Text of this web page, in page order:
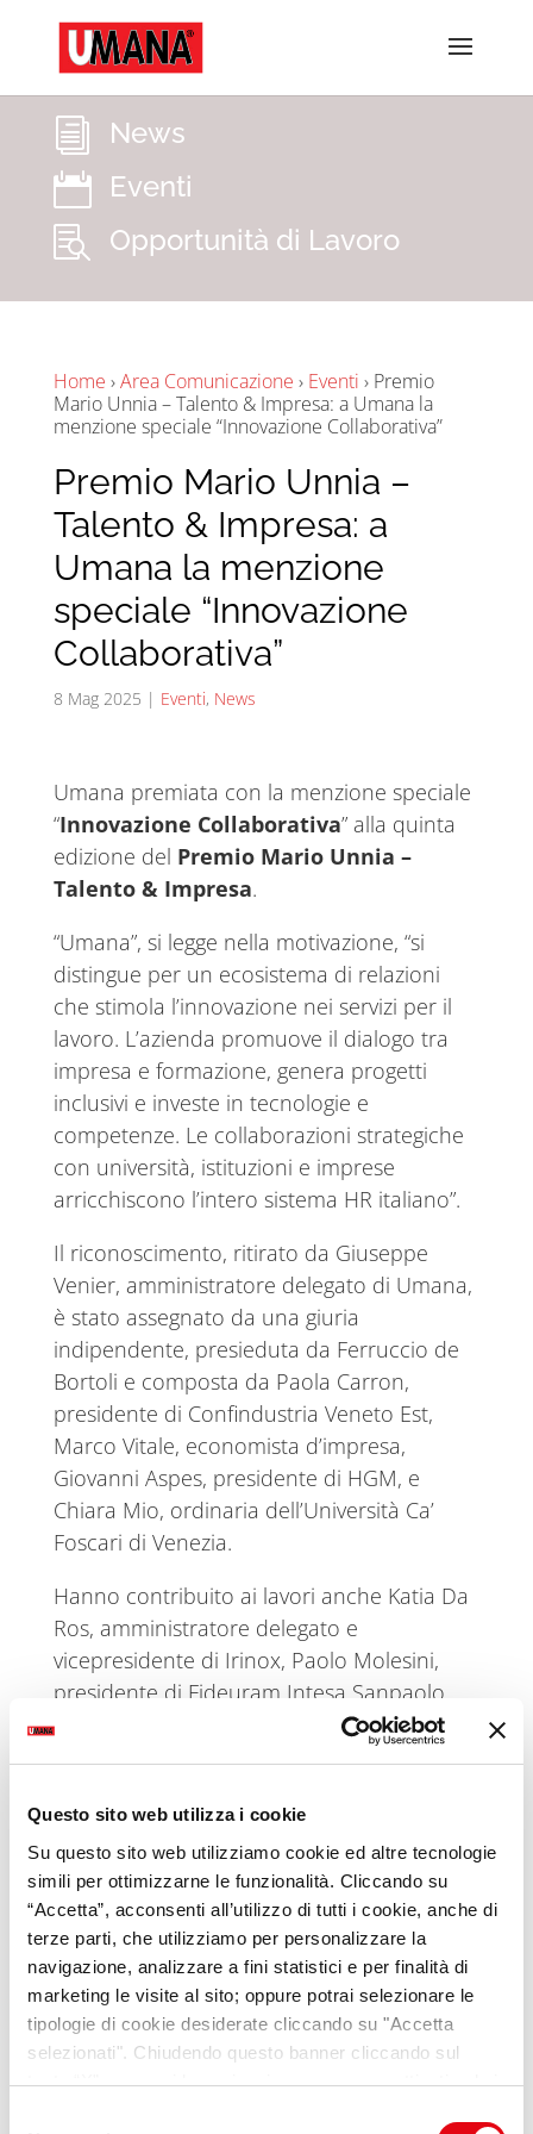
Questo sito web utilizza i cookie
Su questo sito web utilizziamo cookie ed altre tecnologie
simili per ottimizzarne le funzionalità. Cliccando su
“Accetta”, acconsenti all’utilizzo di tutti i cookie, anche di
terze parti, che utilizziamo per personalizzare la
navigazione, analizzare a fini statistici e per finalità di
marketing le visite al sito; oppure potrai selezionare le
tipologie di cookie desiderate cliccando su "Accetta
selezionati". Chiudendo questo banner cliccando sul
tasto “X” prosegui la navigazione e saranno attivati solo i
i News
 Eventi
 Opportunità di Lavoro
Home ›Area Comunicazione › Eventi › Premio
Mario Unnia – Talento & Impresa: a Umana la
menzione speciale “Innovazione Collaborativa”
Premio Mario Unnia –
Talento & Impresa: a
Umana la menzione
speciale “Innovazione
Collaborativa”
8 Mag 2025 | Eventi, News
Umana premiata con la menzione speciale
“Innovazione Collaborativa” alla quinta
edizione del Premio Mario Unnia –
Talento & Impresa.
“Umana”, si legge nella motivazione, “si
distingue per un ecosistema di relazioni
che stimola l’innovazione nei servizi per il
lavoro. L’azienda promuove il dialogo tra
impresa e formazione, genera progetti
inclusivi e investe in tecnologie e
competenze. Le collaborazioni strategiche
con università, istituzioni e imprese
arricchiscono l’intero sistema HR italiano”.
Il riconoscimento, ritirato da Giuseppe
Venier, amministratore delegato di Umana,
è stato assegnato da una giuria
indipendente, presieduta da Ferruccio de
Bortoli e composta da Paola Carron,
presidente di Confindustria Veneto Est,
Marco Vitale, economista d’impresa,
Giovanni Aspes, presidente di HGM, e
Chiara Mio, ordinaria dell’Università Ca’
Foscari di Venezia.
Hanno contribuito ai lavori anche Katia Da
Ros, amministratore delegato e
vicepresidente di Irinox, Paolo Molesini,
presidente di Fideuram Intesa Sanpaolo
Private Banking, Gianfranco Fabi,
giornalista, Franco Moscetti, presidente del
amministratore delegato di Private Equity
Partners.
Il Premio Mario Unnia è indetto dalla
Fondazione Università Ca Foscari di
Venezia in memoria del pensiero e dei
contributi del sociologo, politologo,
economista d’impresa e scrittore Mario
Unnia.